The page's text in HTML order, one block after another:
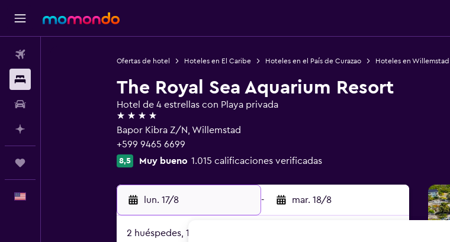
Ofertas de hotel Hoteles en El Caribe Hoteles en el País de Curazao Hoteles en Willemstad
The Royal Sea Aquarium Resort
Hotel de 4 estrellas con Playa privada
4 estrellas
Bapor Kibra Z/N, Willemstad
+599 9465 6699
8,5 Muy bueno 1.015 calificaciones verificadas
lun. 17/8 - mar. 18/8
2 huéspedes, 1 habitación